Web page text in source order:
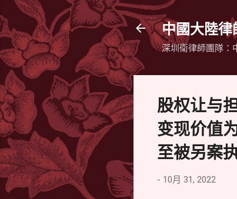
中國大陸
深圳衛律師團隊：
股权让与
变现价值
至被另案
- 10月 31, 2022